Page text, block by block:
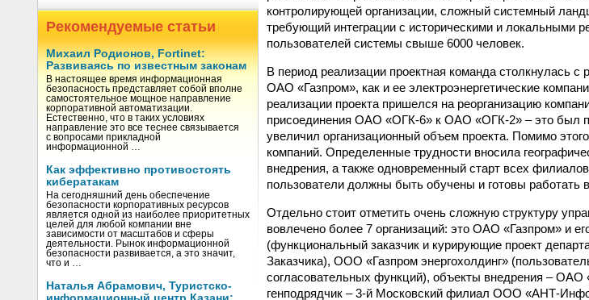
Рекомендуемые статьи
Михаил Родионов, Fortinet:
Развиваясь по известным законам
В настоящее время информационная
безопасность представляет собой вполне
самостоятельное мощное направление
корпоративной автоматизации.
Естественно, что в таких условиях
направление это все теснее связывается
с вопросами прикладной
информационной …
Как эффективно противостоять
кибератакам
На сегодняшний день обеспечение
безопасности корпоративных ресурсов
является одной из наиболее приоритетных
целей для любой компании вне
зависимости от масштабов и сферы
деятельности. Рынок информационной
безопасности развивается, а это значит,
что и …
Наталья Абрамович, Туристско-
контролирующей организации, сложный системный
требующий интеграции с историческими и локальными
пользователей системы свыше 6000 человек.
В период реализации проектная команда столкнулась
ОАО «Газпром», как и ее электроэнергетические
реализации проекта пришелся на реорганизацию
присоединения ОАО «ОГК-6» к ОАО «ОГК-2» – это был
увеличил организационный объем проекта. Помимо
компаний. Определенные трудности вносила
внедрения, а также одновременный старт всех
пользователи должны быть обучены и готовы работать
Отдельно стоит отметить очень сложную структуру
вовлечено более 7 организаций: это ОАО «Газпром» и
(функциональный заказчик и курирующие проект
Заказчика), ООО «Газпром энергохолдинг»
согласовательных функций), объекты внедрения –
генподрядчик – 3-й Московский филиал ООО «АНТ-